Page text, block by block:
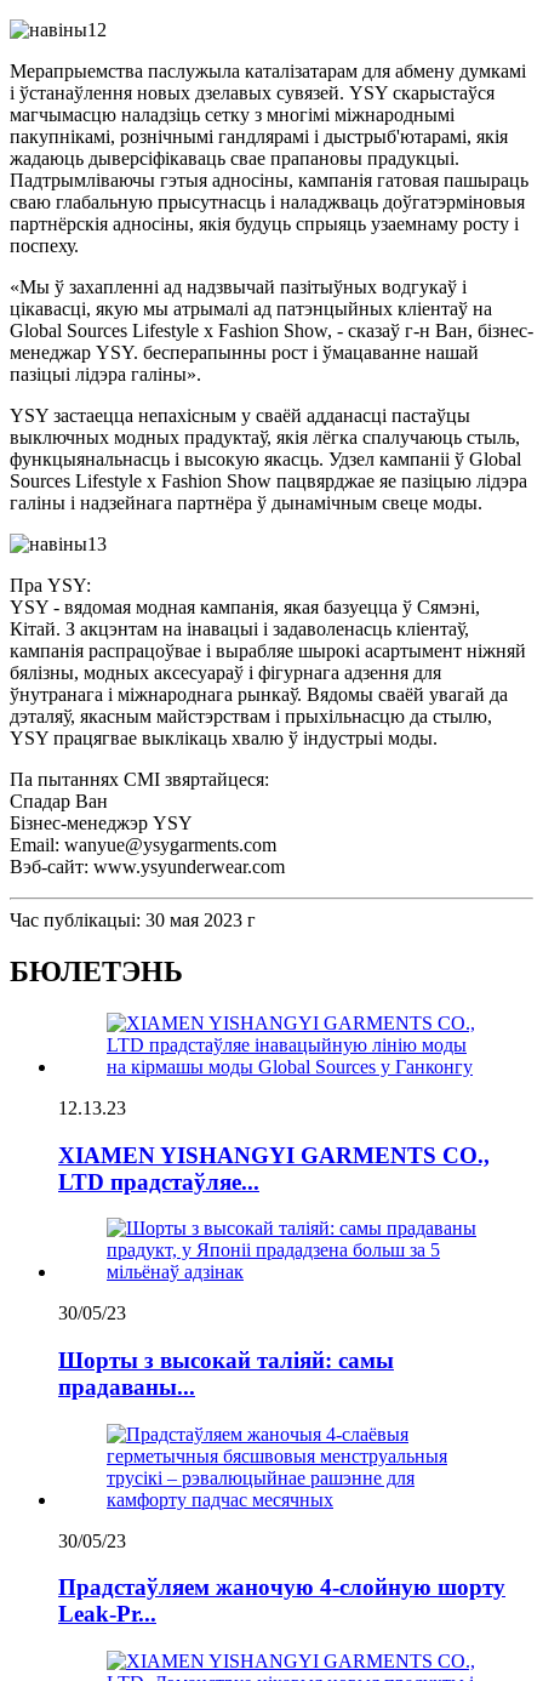
Мерапрыемства паслужыла каталізатарам для абмену думкамі
і ўстанаўлення новых дзелавых сувязей. YSY скарыстаўся
магчымасцю наладзіць сетку з многімі міжнароднымі
пакупнікамі, рознічнымі гандлярамі і дыстрыб'ютарамі, якія
жадаюць дыверсіфікаваць свае прапановы прадукцыі.
Падтрымліваючы гэтыя адносіны, кампанія гатовая пашыраць
сваю глабальную прысутнасць і наладжваць доўгатэрміновыя
партнёрскія адносіны, якія будуць спрыяць узаемнаму росту і
поспеху.
«Мы ў захапленні ад надзвычай пазітыўных водгукаў і
цікавасці, якую мы атрымалі ад патэнцыйных кліентаў на
Global Sources Lifestyle x Fashion Show, - сказаў г-н Ван, бізнес-
менеджар YSY. бесперапынны рост і ўмацаванне нашай
пазіцыі лідэра галіны».
YSY застаецца непахісным у сваёй адданасці пастаўцы
выключных модных прадуктаў, якія лёгка спалучаюць стыль,
функцыянальнасць і высокую якасць. Удзел кампаніі ў Global
Sources Lifestyle x Fashion Show пацвярджае яе пазіцыю лідэра
галіны і надзейнага партнёра ў дынамічным свеце моды.
Пра YSY:
YSY - вядомая модная кампанія, якая базуецца ў Сямэні,
Кітай. З акцэнтам на інавацыі і задаволенасць кліентаў,
кампанія распрацоўвае і вырабляе шырокі асартымент ніжняй
бялізны, модных аксесуараў і фігурнага адзення для
ўнутранага і міжнароднага рынкаў. Вядомы сваёй увагай да
дэталяў, якасным майстэрствам і прыхільнасцю да стылю,
YSY працягвае выклікаць хвалю ў індустрыі моды.
Па пытаннях СМІ звяртайцеся:
Спадар Ван
Бізнес-менеджэр YSY
Email: wanyue@ysygarments.com
Вэб-сайт: www.ysyunderwear.com
Час публікацыі: 30 мая 2023 г
БЮЛЕТЭНЬ
12.13.23
XIAMEN YISHANGYI GARMENTS CO.,
LTD прадстаўляе...
30/05/23
Шорты з высокай таліяй: самы
прадаваны...
30/05/23
Прадстаўляем жаночую 4-слойную шорту
Leak-Pr...